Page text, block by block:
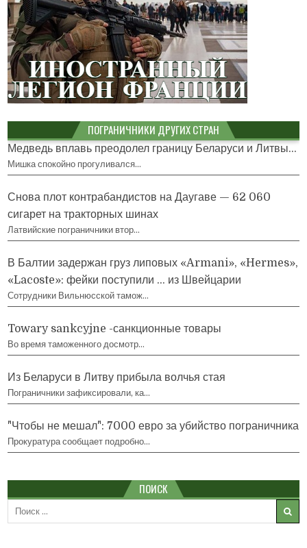
ПОГРАНИЧНИКИ ДРУГИХ СТРАН
Медведь вплавь преодолел границу Беларуси и Литвы...
Мишка спокойно прогуливался…
Снова плот контрабандистов на Даугаве — 62 060
сигарет на тракторных шинах
Латвийские пограничники втор…
В Балтии задержан груз липовых «Armani», «Hermes»,
«Lacoste»: фейки поступили … из Швейцарии
Сотрудники Вильнюсской тамож…
Towary sankcyjne -санкционные товары
Во время таможенного досмотр…
Из Беларуси в Литву прибыла волчья стая
Пограничники зафиксировали, ка…
"Чтобы не мешал": 7000 евро за убийство пограничника
Прокуратура сообщает подробно…
ПОИСК